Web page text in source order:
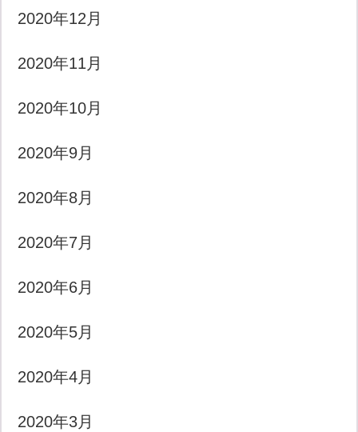
2020年12月
2020年11月
2020年10月
2020年9月
2020年8月
2020年7月
2020年6月
2020年5月
2020年4月
2020年3月